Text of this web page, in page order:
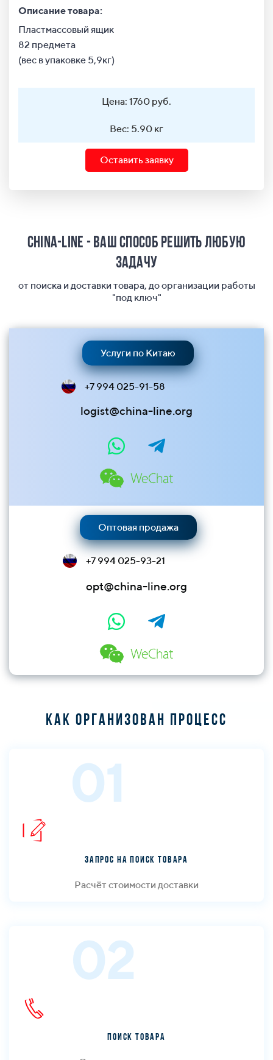
Описание товара:
Пластмассовый ящик
82 предмета
(вес в упаковке 5,9кг)
Цена: 1760 руб.
Вес: 5.90 кг
Оставить заявку
China-Line - ваш способ решить любую
задачу
от поиска и доставки товара, до организации работы
"под ключ"
Услуги по Китаю
+7 994 025-91-58
logist@china-line.org
Оптовая продажа
+7 994 025-93-21
opt@china-line.org
Как организован процесс
01
Запрос на поиск товара
Расчёт стоимости доставки
02
Поиск товара